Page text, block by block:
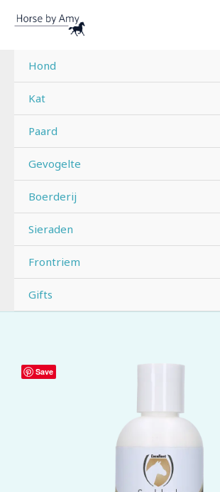
naar
inhoudHond
Kat
Paard
Gevogelte
Boerderij
Sieraden
Frontriem
Gifts
Save
Excellent
Horse